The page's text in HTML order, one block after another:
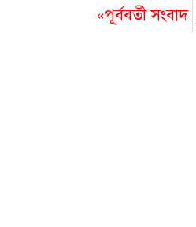
«পূর্ববর্তী সংবাদ